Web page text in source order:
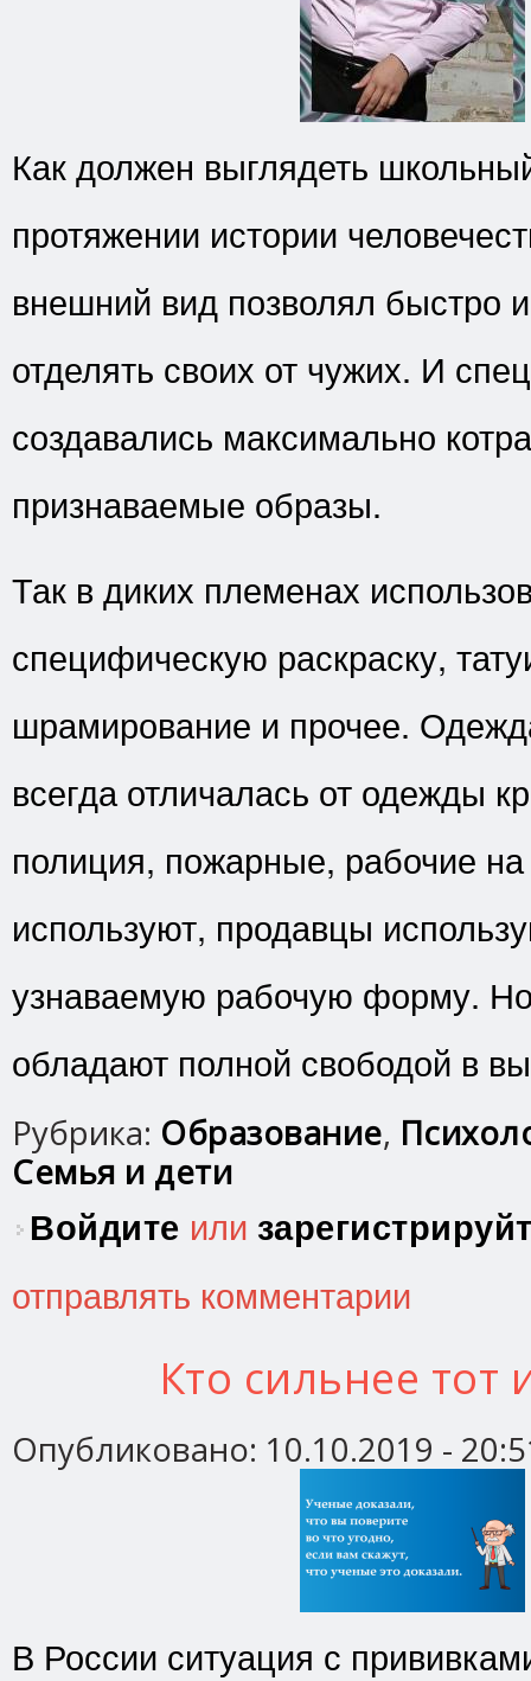
Как должен выглядеть
протяжении истории
внешний вид позволял быстро
отделять своих от чужих. И
создавались максимально
признаваемые образы.
Так в диких племенах
специфическую раскраску,
шрамирование и прочее.
всегда отличалась от одежды
полиция, пожарные, рабочие на
используют, продавцы
узнаваемую рабочую форму.
обладают полной свободой в
Рубрика: Образование,
Семья и дети
Войдите или
отправлять комментарии
Кто сильнее тот
Опубликовано: 10.10.2019 -
В России ситуация с